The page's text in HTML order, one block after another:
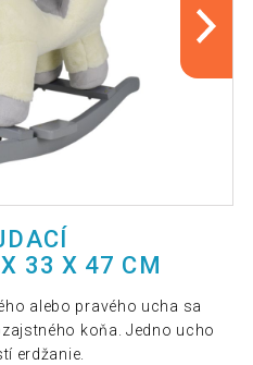
33 X 47 CM
alebo pravého ucha sa
koňa. Jedno ucho
erdžanie.